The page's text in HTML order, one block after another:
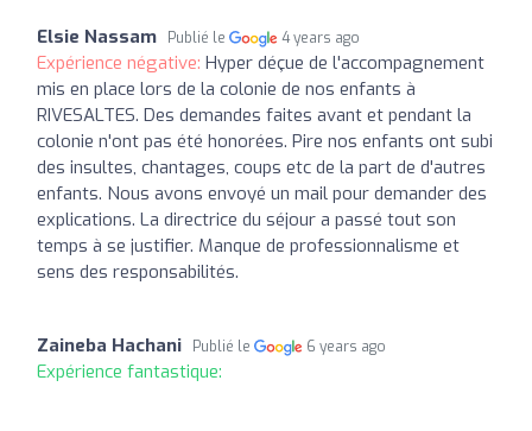
Elsie Nassam Publié le 4 years ago
Expérience négative: Hyper déçue de l'accompagnement
mis en place lors de la colonie de nos enfants à
RIVESALTES. Des demandes faites avant et pendant la
colonie n'ont pas été honorées. Pire nos enfants ont subi
des insultes, chantages, coups etc de la part de d'autres
enfants. Nous avons envoyé un mail pour demander des
explications. La directrice du séjour a passé tout son
temps à se justifier. Manque de professionnalisme et
sens des responsabilités.
Zaineba Hachani Publié le 6 years ago
Expérience fantastique: